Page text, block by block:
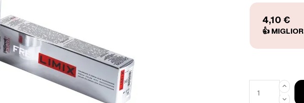
4,10 €